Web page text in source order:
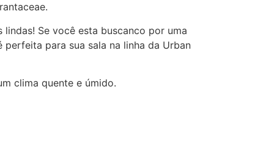
Se você esta buscanco por uma
para sua sala na linha da Urban
clima quente e úmido.